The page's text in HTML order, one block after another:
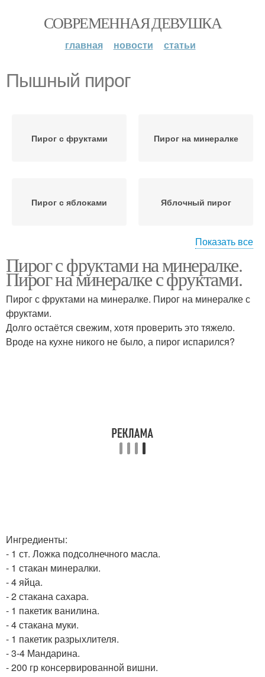
СОВРЕМЕННАЯ ДЕВУШКА
главная новости статьи
Пышный пирог
Пирог с фруктами Пирог на минералке
Пирог с яблоками Яблочный пирог
Пирог из дрожжевого
теста
Пирог на газировке
Пирог с ягодами Пироги с ягодами
Показать все
Пирог с фруктами на минералке.
Пирог на минералке с фруктами.
Пирог с фруктами на минералке. Пирог на минералке с
фруктами.
Долго остаётся свежим, хотя проверить это тяжело.
Вроде на кухне никого не было, а пирог испарился?
Ингредиенты:
- 1 ст. Ложка подсолнечного масла.
- 1 стакан минералки.
- 4 яйца.
- 2 стакана сахара.
- 1 пакетик ванилина.
- 4 стакана муки.
- 1 пакетик разрыхлителя.
- 3-4 Мандарина.
- 200 гр консервированной вишни.